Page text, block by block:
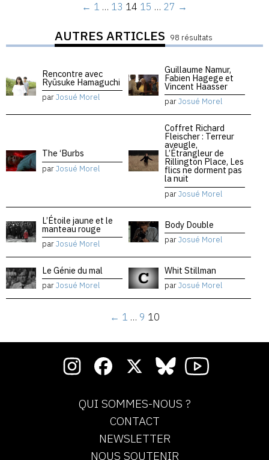
← 1 … 13 14 15 … 27 →
AUTRES ARTICLES 98 résultats
Rencontre avec
Ryūsuke Hamaguchi
parJosué Morel
Guillaume Namur,
Fabien Hagege et
Vincent Haasser
parJosué Morel
The ‘Burbs
parJosué Morel
Coffret Richard
Fleischer : Terreur
aveugle,
L’Étrangleur de
Rillington Place, Les
flics ne dorment pas
la nuit
parJosué Morel
L’Étoile jaune et le
manteau rouge
parJosué Morel
Body Double
parJosué Morel
Le Génie du mal
parJosué Morel
Whit Stillman
parJosué Morel
← 1 … 9 10
QUI SOMMES-NOUS ?
CONTACT
NEWSLETTER
NOUS SOUTENIR